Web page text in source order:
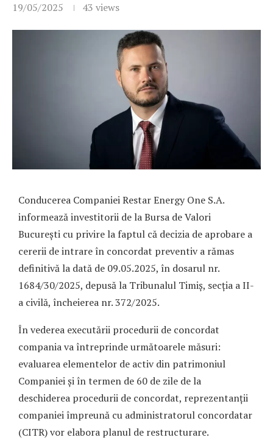
19/05/2025 43 views
Conducerea Companiei Restar Energy One S.A.
informează investitorii de la Bursa de Valori
București cu privire la faptul că decizia de aprobare a
cererii de intrare în concordat preventiv a rămas
definitivă la dată de 09.05.2025, în dosarul nr.
1684/30/2025, depusă la Tribunalul Timiș, secția a II-
a civilă, încheierea nr. 372/2025.
În vederea executării procedurii de concordat
compania va întreprinde următoarele măsuri:
evaluarea elementelor de activ din patrimoniul
Companiei și în termen de 60 de zile de la
deschiderea procedurii de concordat, reprezentanții
companiei împreună cu administratorul concordatar
(CITR) vor elabora planul de restructurare.